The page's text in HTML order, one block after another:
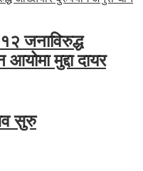
जनाविरुद्ध
मुद्दा दायर
सुरु